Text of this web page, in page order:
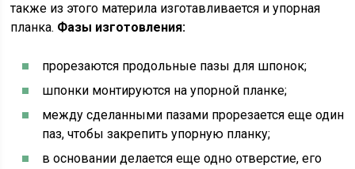
также из этого материла изготавливается и упорная
планка. Фазы изготовления:
прорезаются продольные пазы для шпонок;
шпонки монтируются на упорной планке;
между сделанными пазами прорезается еще один
паз, чтобы закрепить упорную планку;
в основании делается еще одно отверстие, его